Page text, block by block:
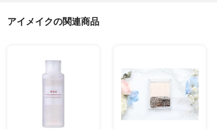
アイメイクの関連商品